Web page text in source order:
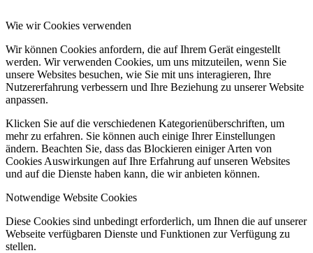
Wie wir Cookies verwenden
Wir können Cookies anfordern, die auf Ihrem Gerät eingestellt
werden. Wir verwenden Cookies, um uns mitzuteilen, wenn Sie
unsere Websites besuchen, wie Sie mit uns interagieren, Ihre
Nutzererfahrung verbessern und Ihre Beziehung zu unserer Website
anpassen.
Klicken Sie auf die verschiedenen Kategorienüberschriften, um
mehr zu erfahren. Sie können auch einige Ihrer Einstellungen
ändern. Beachten Sie, dass das Blockieren einiger Arten von
Cookies Auswirkungen auf Ihre Erfahrung auf unseren Websites
und auf die Dienste haben kann, die wir anbieten können.
Notwendige Website Cookies
Diese Cookies sind unbedingt erforderlich, um Ihnen die auf unserer
Webseite verfügbaren Dienste und Funktionen zur Verfügung zu
stellen.